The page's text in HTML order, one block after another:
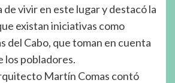
de vivir en este lugar y destacó la
existan iniciativas como
del Cabo, que toman en cuenta
los pobladores.
Martín Comas contó